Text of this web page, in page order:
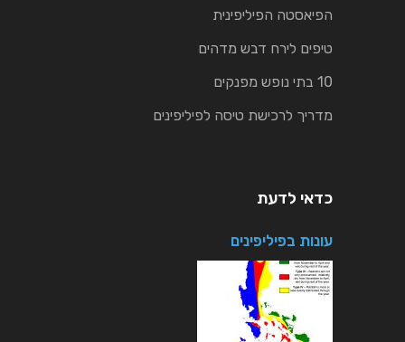
הפיאסטה הפיליפינית
טיפים לירח דבש מדהים
10 בתי נופש מפנקים
מדריך לרכישת טיסה לפיליפינים
כדאי לדעת
עונות בפיליפינים